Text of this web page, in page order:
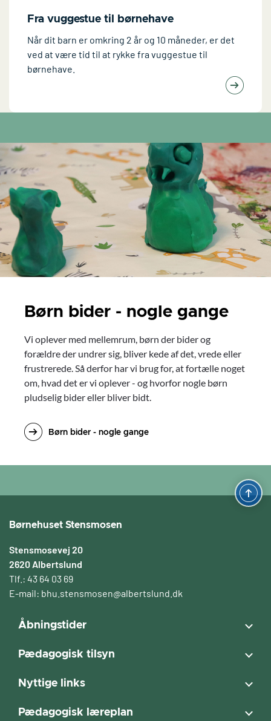
Fra vuggestue til børnehave
Når dit barn er omkring 2 år og 10 måneder, er det
ved at være tid til at rykke fra vuggestue til
børnehave.
Børn bider - nogle gange
Vi oplever med mellemrum, børn der bider og
forældre der undrer sig, bliver kede af det, vrede eller
frustrerede. Så derfor har vi brug for, at fortælle noget
om, hvad det er vi oplever - og hvorfor nogle børn
pludselig bider eller bliver bidt.
Børn bider - nogle gange
Børnehuset Stensmosen
Stensmosevej 20
2620 Albertslund
Tlf.: 43 64 03 69
E-mail: bhu.stensmosen@albertslund.dk
Åbningstider
Pædagogisk tilsyn
Nyttige links
Pædagogisk læreplan